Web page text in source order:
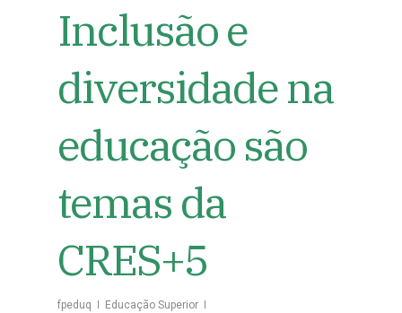
Inclusão e
diversidade na
educação são
temas da
CRES+5
fpeduq Educação Superior